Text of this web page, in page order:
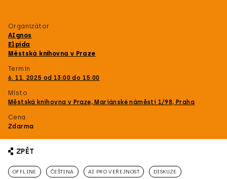
Organizátor
AIgnos
Elpida
Městská knihovna v Praze
Termín
6. 11. 2025 od 13:00 do 15:00
Místo
Městská knihovna v Praze, Mariánské náměstí 1/98, Praha
Cena
Zdarma
ZPĚT
OFFLINE ČEŠTINA AI PRO VEŘEJNOST DISKUZE